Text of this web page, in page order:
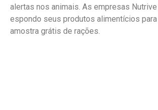
alertas nos animais. As empresas Nutrive
espondo seus produtos alimentícios
amostra grátis de rações.